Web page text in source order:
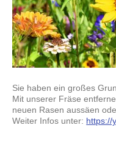
Sie haben ein großes
Mit unserer Fräse
neuen Rasen aussäen
Weiter Infos unter: https://